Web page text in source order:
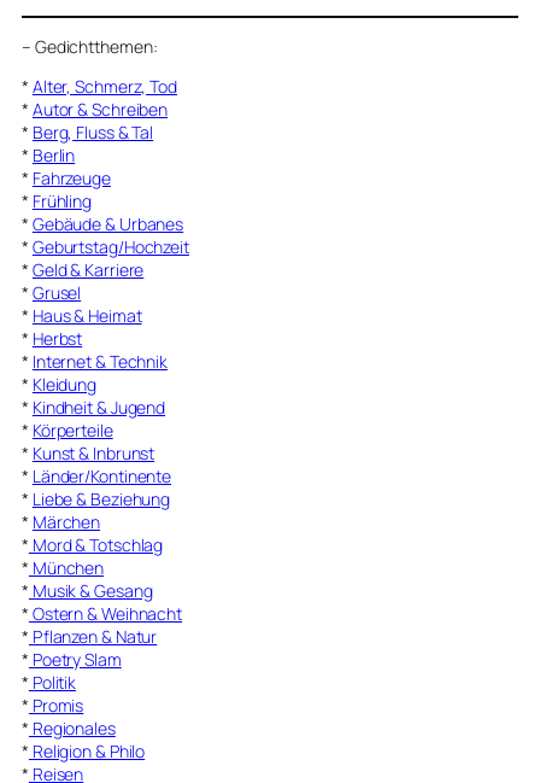
– Gedichtthemen:
* Alter, Schmerz, Tod
* Autor & Schreiben
* Berg, Fluss & Tal
* Berlin
* Fahrzeuge
* Frühling
* Gebäude & Urbanes
* Geburtstag/Hochzeit
* Geld & Karriere
* Grusel
* Haus & Heimat
* Herbst
* Internet & Technik
* Kleidung
* Kindheit & Jugend
* Körperteile
* Kunst & Inbrunst
* Länder/Kontinente
* Liebe & Beziehung
* Märchen
* Mord & Totschlag
* München
* Musik & Gesang
* Ostern & Weihnacht
* Pflanzen & Natur
* Poetry Slam
* Politik
* Promis
* Regionales
* Religion & Philo
* Reisen